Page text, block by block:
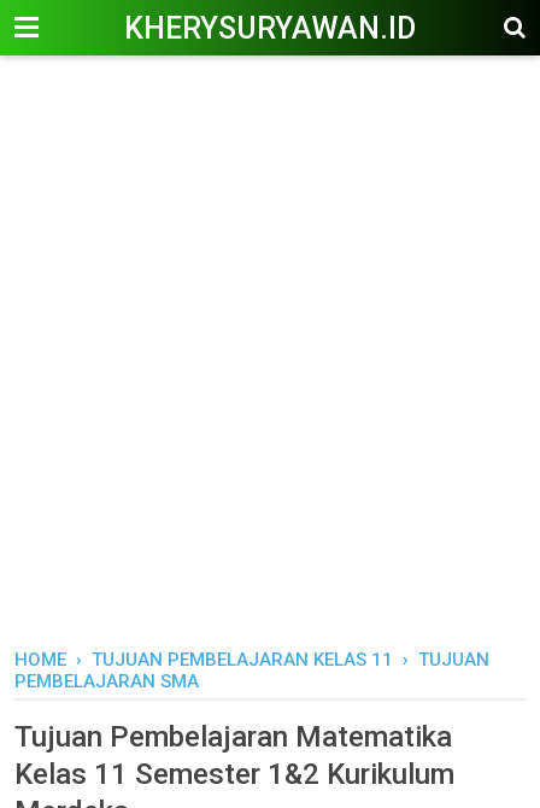
KHERYSURYAWAN.ID
HOME › TUJUAN PEMBELAJARAN KELAS 11 › TUJUAN
PEMBELAJARAN SMA
Tujuan Pembelajaran Matematika
Kelas 11 Semester 1&2 Kurikulum